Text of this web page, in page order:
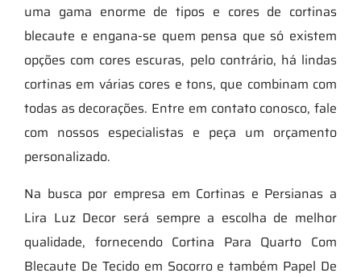
uma gama enorme de tipos e cores de cortinas
blecaute e engana-se quem pensa que só existem
opções com cores escuras, pelo contrário, há lindas
cortinas em várias cores e tons, que combinam com
todas as decorações. Entre em contato conosco, fale
com nossos especialistas e peça um orçamento
personalizado.
Na busca por empresa em Cortinas e Persianas a
Lira Luz Decor será sempre a escolha de melhor
qualidade, fornecendo Cortina Para Quarto Com
Blecaute De Tecido em Socorro e também Papel De